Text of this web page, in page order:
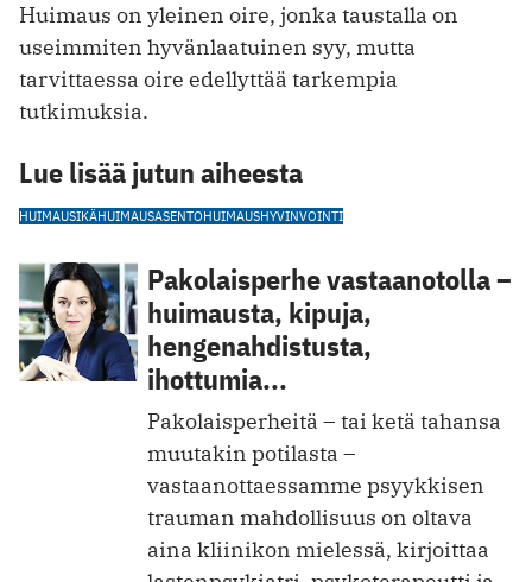
Huimaus on yleinen oire, jonka taustalla on
useimmiten hyvänlaatuinen syy, mutta
tarvittaessa oire edellyttää tarkempia
tutkimuksia.
Lue lisää jutun aiheesta
HUIMAUSIKÄHUIMAUSASENTOHUIMAUSHYVINVOINTI
Pakolaisperhe vastaanotolla –
huimausta, kipuja,
hengenahdistusta,
ihottumia...
Pakolaisperheitä – tai ketä tahansa
muutakin potilasta –
vastaanottaessamme psyykkisen
trauman mahdollisuus on oltava
aina kliinikon mielessä, kirjoittaa